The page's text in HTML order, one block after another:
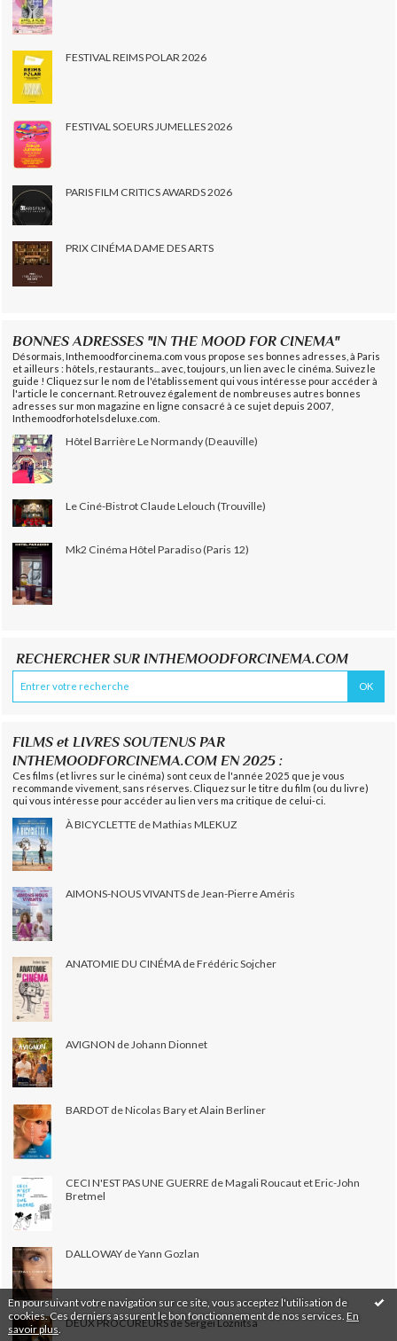
En poursuivant votre navigation sur ce site, vous acceptez l'utilisation de
cookies. Ces derniers assurent le bon fonctionnement de nos services. En
savoir plus
FESTIVAL REIMS POLAR 2026
FESTIVAL SOEURS JUMELLES 2026
PARIS FILM CRITICS AWARDS 2026
PRIX CINÉMA DAME DES ARTS
BONNES ADRESSES "IN THE MOOD FOR CINEMA"
Désormais, Inthemoodforcinema.com vous propose ses bonnes adresses, à Paris
et ailleurs : hôtels, restaurants... avec, toujours, un lien avec le cinéma. Suivez le
guide ! Cliquez sur le nom de l'établissement qui vous intéresse pour accéder à
l'article le concernant. Retrouvez également de nombreuses autres bonnes
adresses sur mon magazine en ligne consacré à ce sujet depuis 2007,
Inthemoodforhotelsdeluxe.com.
Hôtel Barrière Le Normandy (Deauville)
Le Ciné-Bistrot Claude Lelouch (Trouville)
Mk2 Cinéma Hôtel Paradiso (Paris 12)
RECHERCHER SUR INTHEMOODFORCINEMA.COM
FILMS et LIVRES SOUTENUS PAR
INTHEMOODFORCINEMA.COM EN 2025 :
Ces films (et livres sur le cinéma) sont ceux de l'année 2025 que je vous
recommande vivement, sans réserves. Cliquez sur le titre du film (ou du livre)
qui vous intéresse pour accéder au lien vers ma critique de celui-ci.
À BICYCLETTE de Mathias MLEKUZ
AIMONS-NOUS VIVANTS de Jean-Pierre Améris
ANATOMIE DU CINÉMA de Frédéric Sojcher
AVIGNON de Johann Dionnet
BARDOT de Nicolas Bary et Alain Berliner
CECI N'EST PAS UNE GUERRE de Magali Roucaut et Eric-John
Bretmel
DALLOWAY de Yann Gozlan
DEUX PROCUREURS de Sergei Loznitsa